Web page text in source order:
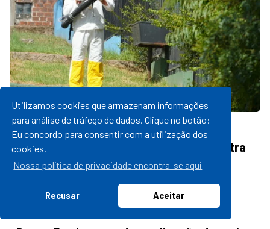
Utilizamos cookies que armazenam informações
para análise de tráfego de dados. Clique no botão:
Eu concordo para consentir com a utilização dos
cookies.
Nossa política de privacidade encontra-se aqui
Recusar Aceitar
Prefeitura realiza ação de bloqueio contra
o mosquito transmissor da dengue